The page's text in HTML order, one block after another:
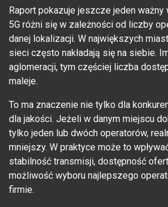
Raport pokazuje jeszcze jeden ważny
5G różni się w zależności od liczby
danej lokalizacji. W największych
sieci często nakładają się na siebie.
aglomeracji, tym częściej liczba
maleje.
To ma znaczenie nie tylko dla
dla jakości. Jeżeli w danym miejscu
tylko jeden lub dwóch operatorów,
mniejszy. W praktyce może to
stabilność transmisji, dostępność
możliwość wyboru najlepszego
firmie.